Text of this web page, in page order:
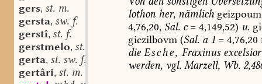
gers, st. m.
gersta, sw. f.
gerstî, st. f.
gerstmelo, st. n.
gerta, st. sw. f.
gertâri, st. m.
lothonher,nämlichgeizpoum
4,76,20, Sal.c=4,149,52) u.
giezilbovm(Sal.a1=4,76,20
die Esche, Fraxinusexcelsior
werden,vgl. Marzell,Wb.